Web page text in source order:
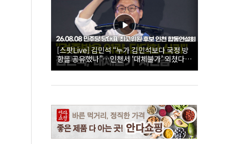
[스팟Live] 김민석 “누가 김민석보다 국정 방
향을 공유했나”…인천서 ‘대체불가’ 외쳤다 |
26.08.08 더불어민주당 당대표·최고위원 후